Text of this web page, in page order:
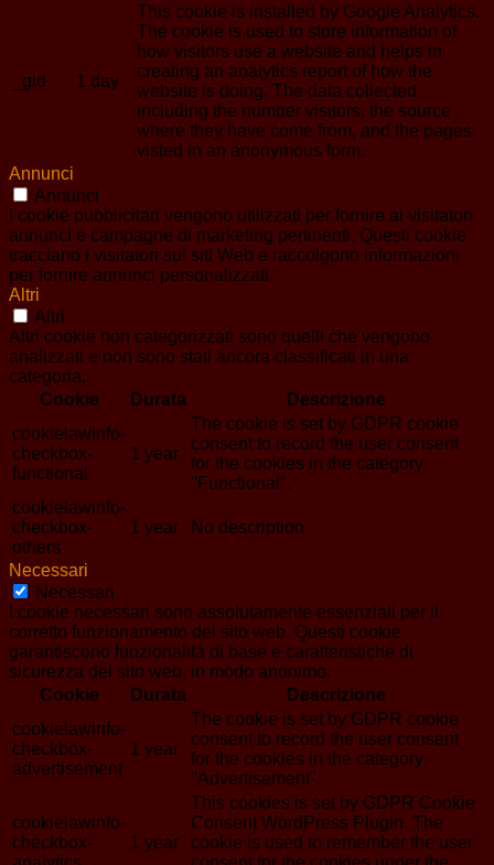
_gid 1 day
This cookie is installed by Google Analytics.
The cookie is used to store information of
how visitors use a website and helps in
creating an analytics report of how the
website is doing. The data collected
including the number visitors, the source
where they have come from, and the pages
visted in an anonymous form.
Annunci
Annunci
I cookie pubblicitari vengono utilizzati per fornire ai visitatori
annunci e campagne di marketing pertinenti. Questi cookie
tracciano i visitatori sui siti Web e raccolgono informazioni
per fornire annunci personalizzati.
Altri
Altri
Altri cookie non categorizzati sono quelli che vengono
analizzati e non sono stati ancora classificati in una
categoria.
Cookie
Durata
Descrizione
cookielawinfo-
checkbox-
functional
1 year
The cookie is set by GDPR cookie
consent to record the user consent
for the cookies in the category
"Functional".
cookielawinfo-
checkbox-
others
1 year No description
Necessari
Necessari
I cookie necessari sono assolutamente essenziali per il
corretto funzionamento del sito web. Questi cookie
garantiscono funzionalità di base e caratteristiche di
sicurezza del sito web, in modo anonimo.
Cookie
Durata
Descrizione
cookielawinfo-
checkbox-
advertisement
1 year
The cookie is set by GDPR cookie
consent to record the user consent
for the cookies in the category
"Advertisement".
cookielawinfo-
checkbox-
1 year
This cookies is set by GDPR Cookie
Consent WordPress Plugin. The
cookie is used to remember the user